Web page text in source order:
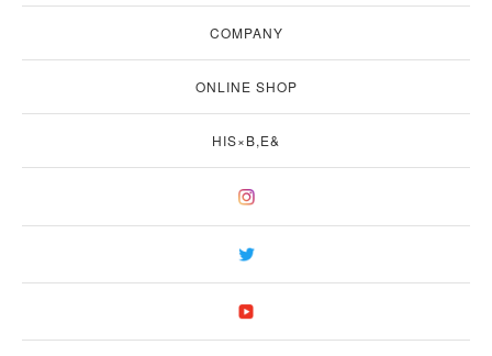
COMPANY
ONLINE SHOP
HIS×B,E&